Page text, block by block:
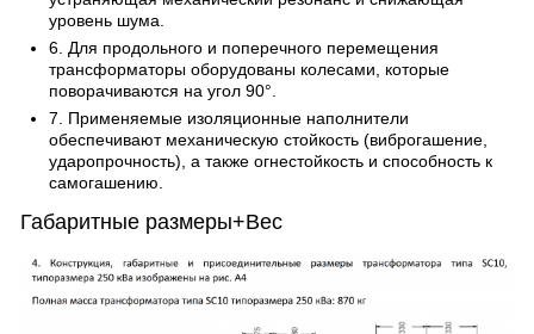
уровень шума.
6. Для продольного и поперечного перемещения
трансформаторы оборудованы колесами, которые
поворачиваются на угол 90°.
7. Применяемые изоляционные наполнители
обеспечивают механическую стойкость (виброгашение,
ударопрочность), а также огнестойкость и способность к
самогашению.
Габаритные размеры+Вес